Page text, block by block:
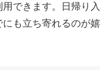
できます。日帰り入
も立ち寄れるのが嬉